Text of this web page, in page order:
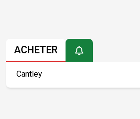
ACHETER